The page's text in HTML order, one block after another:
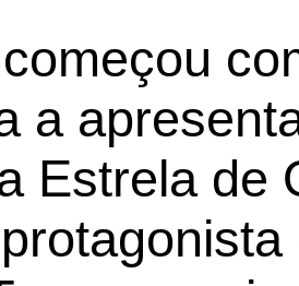
a
Estrela de